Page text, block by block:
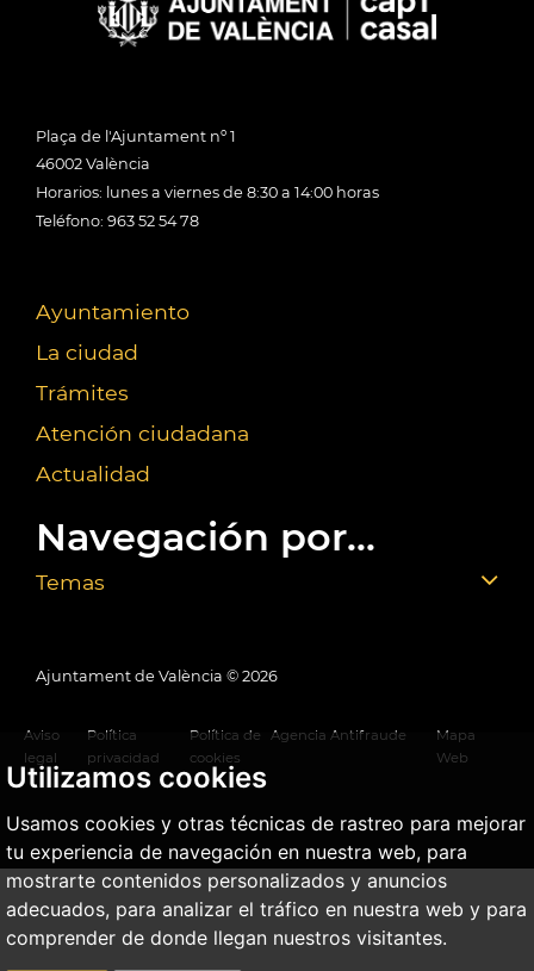
Utilizamos cookies
Usamos cookies y otras técnicas de rastreo para mejorar
tu experiencia de navegación en nuestra web, para
mostrarte contenidos personalizados y anuncios
adecuados, para analizar el tráfico en nuestra web y para
comprender de donde llegan nuestros visitantes.
Plaça de l'Ajuntament nº 1
46002 València
Horarios: lunes a viernes de 8:30 a 14:00 horas
Teléfono: 963 52 54 78
Ayuntamiento
La ciudad
Trámites
Atención ciudadana
Actualidad
Navegación por...
Temas
Ajuntament de València © 2026
Aviso
legal
Política
privacidad
Política de
cookies
Agencia Antifraude
Mapa
Web